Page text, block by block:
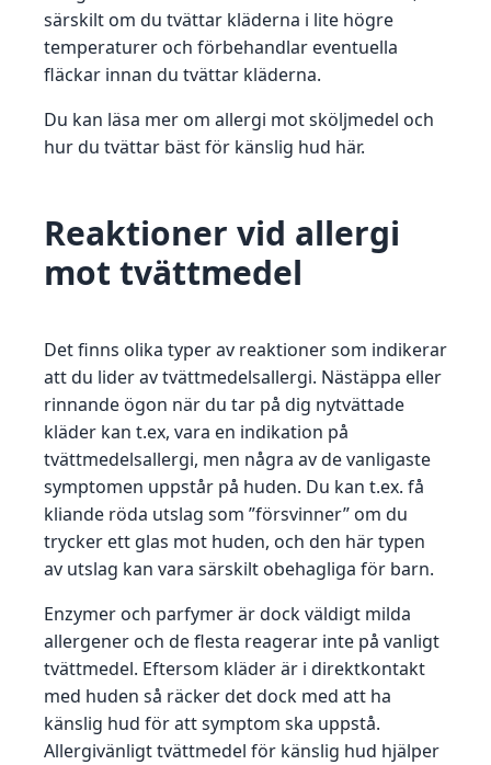
särskilt om du tvättar kläderna i lite högre
temperaturer och förbehandlar eventuella
fläckar innan du tvättar kläderna.
Du kan läsa mer om allergi mot sköljmedel och
hur du tvättar bäst för känslig hud här.
Reaktioner vid allergi
mot tvättmedel
Det finns olika typer av reaktioner som indikerar
att du lider av tvättmedelsallergi. Nästäppa eller
rinnande ögon när du tar på dig nytvättade
kläder kan t.ex, vara en indikation på
tvättmedelsallergi, men några av de vanligaste
symptomen uppstår på huden. Du kan t.ex. få
kliande röda utslag som ”försvinner” om du
trycker ett glas mot huden, och den här typen
av utslag kan vara särskilt obehagliga för barn.
Enzymer och parfymer är dock väldigt milda
allergener och de flesta reagerar inte på vanligt
tvättmedel. Eftersom kläder är i direktkontakt
med huden så räcker det dock med att ha
känslig hud för att symptom ska uppstå.
Allergivänligt tvättmedel för känslig hud hjälper